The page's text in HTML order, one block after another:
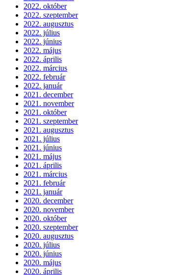
2022. október
2022. szeptember
2022. augusztus
2022. július
2022. június
2022. május
2022. április
2022. március
2022. február
2022. január
2021. december
2021. november
2021. október
2021. szeptember
2021. augusztus
2021. július
2021. június
2021. május
2021. április
2021. március
2021. február
2021. január
2020. december
2020. november
2020. október
2020. szeptember
2020. augusztus
2020. július
2020. június
2020. május
2020. április